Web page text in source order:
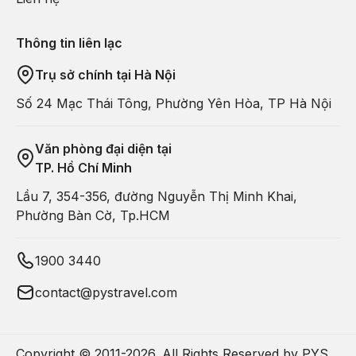
đây.
4. Hòn Mun
đến như thiên đường lặn ngắm san hô tại Việt Nam. Với hệ sinh
Thông tin liên lạc
Trụ sở chính tại Hà Nội
Số 24 Mạc Thái Tông, Phường Yên Hòa, TP Hà Nội
Văn phòng đại diện tại
TP. Hồ Chí Minh
Lầu 7, 354-356, đường Nguyễn Thị Minh Khai,
Phường Bàn Cờ, Tp.HCM
1900 3440
contact@pystravel.com